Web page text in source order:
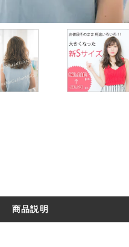
商品説明